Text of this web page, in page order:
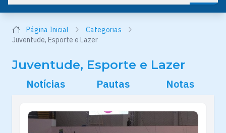
Página Inicial
Categorias
Juventude, Esporte e Lazer
Juventude, Esporte e Lazer
Notícias Pautas Notas